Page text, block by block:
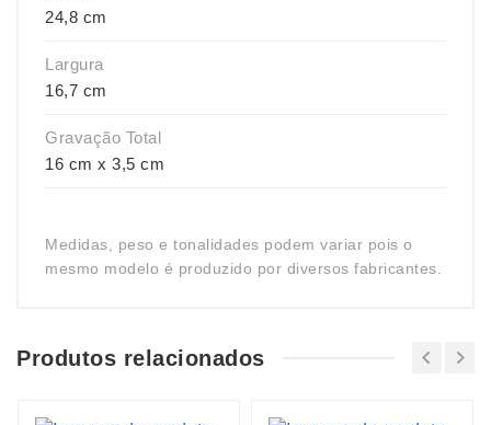
24,8 cm
Largura
16,7 cm
Gravação Total
16 cm x 3,5 cm
Medidas, peso e tonalidades podem variar pois o
mesmo modelo é produzido por diversos fabricantes.
Produtos relacionados